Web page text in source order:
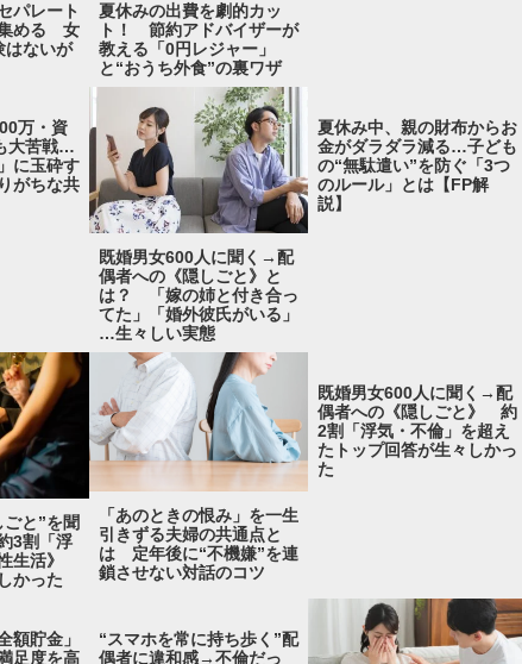
パレート
める 女
はないが
夏休みの出費を劇的カッ
ト！ 節約アドバイザーが
教える「0円レジャー」
と“おうち外食”の裏ワザ
万・資
大苦戦…
に玉砕す
がちな共
既婚男女600人に聞く→配
偶者への《隠しごと》と
は？ 「嫁の姉と付き合っ
てた」「婚外彼氏がいる」
…生々しい実態
夏休み中、親の財布からお
金がダラダラ減る…子ども
の“無駄遣い”を防ぐ「3つ
のルール」とは【FP解
説】
と”を聞
3割「浮
活》
かった
「あのときの恨み」を一生
引きずる夫婦の共通点と
は 定年後に“不機嫌”を連
鎖させない対話のコツ
既婚男女600人に聞く→配
偶者への《隠しごと》 約
2割「浮気・不倫」を超え
たトップ回答が生々しかっ
た
額貯金」
足度を高
“スマホを常に持ち歩く”配
偶者に違和感→不倫だっ